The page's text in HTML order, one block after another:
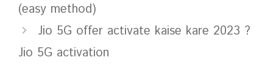
(easy method)
Jio 5G offer activate kaise kare 2023 ?
Jio 5G activation